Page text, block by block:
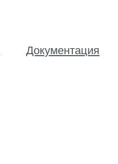
Документация